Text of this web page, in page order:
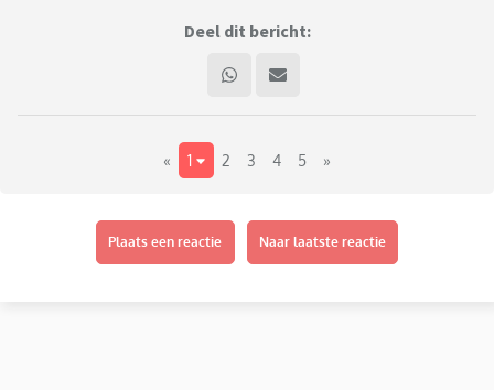
Deel dit bericht:
« 1 2 3 4 5 »
Plaats een reactie Naar laatste reactie